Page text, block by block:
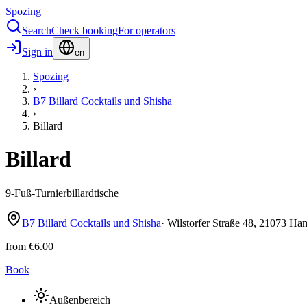
Spozing
SearchCheck bookingFor operators
Sign in
en
Spozing
›
B7 Billard Cocktails und Shisha
›
Billard
Billard
9-Fuß-Turnierbillardtische
B7 Billard Cocktails und Shisha· Wilstorfer Straße 48, 21073
from €6.00
Book
Außenbereich